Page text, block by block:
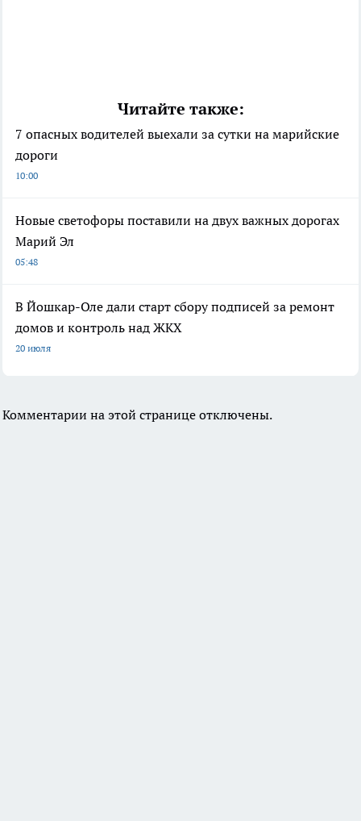
Читайте также:
7 опасных водителей выехали за сутки на марийские
дороги
10:00
Новые светофоры поставили на двух важных дорогах
Марий Эл
05:48
В Йошкар-Оле дали старт сбору подписей за ремонт
домов и контроль над ЖКХ
20 июля
Комментарии на этой странице отключены.